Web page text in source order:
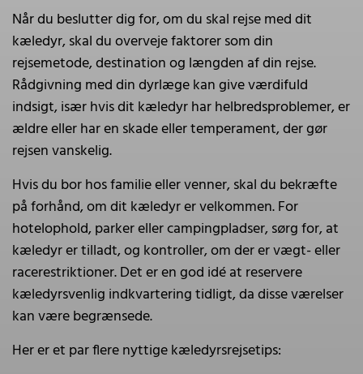
Når du beslutter dig for, om du skal rejse med dit
kæledyr, skal du overveje faktorer som din
rejsemetode, destination og længden af din rejse.
Rådgivning med din dyrlæge kan give værdifuld
indsigt, især hvis dit kæledyr har helbredsproblemer, er
ældre eller har en skade eller temperament, der gør
rejsen vanskelig.
Hvis du bor hos familie eller venner, skal du bekræfte
på forhånd, om dit kæledyr er velkommen. For
hotelophold, parker eller campingpladser, sørg for, at
kæledyr er tilladt, og kontroller, om der er vægt- eller
racerestriktioner. Det er en god idé at reservere
kæledyrsvenlig indkvartering tidligt, da disse værelser
kan være begrænsede.
Her er et par flere nyttige kæledyrsrejsetips: